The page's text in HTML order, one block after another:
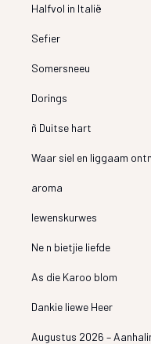
Halfvol in Italië
Sefier
Somersneeu
Dorings
ñ Duitse hart
Waar siel en liggaam
aroma
lewenskurwes
Ne n bietjie liefde
As die Karoo blom
Dankie liewe Heer
Augustus 2026 –